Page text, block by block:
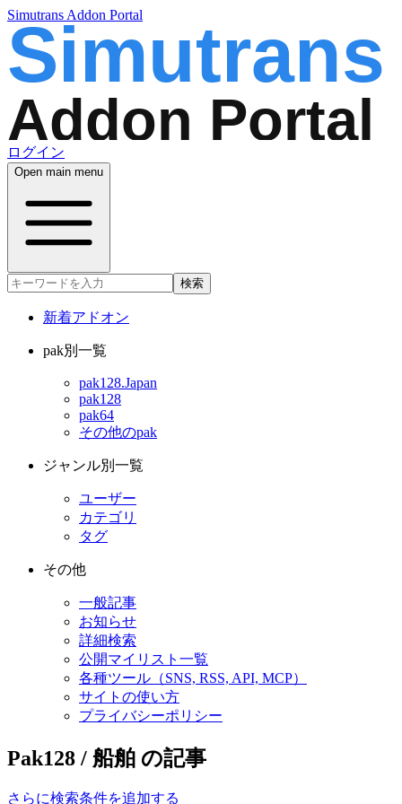
Simutrans Addon Portal
ログイン
Open main menu
検索
新着アドオン
pak別一覧
pak128.Japan
pak128
pak64
その他のpak
ジャンル別一覧
ユーザー
カテゴリ
タグ
その他
一般記事
お知らせ
詳細検索
公開マイリスト一覧
各種ツール（SNS, RSS, API, MCP）
サイトの使い方
プライバシーポリシー
Pak128 / 船舶 の記事
さらに検索条件を追加する